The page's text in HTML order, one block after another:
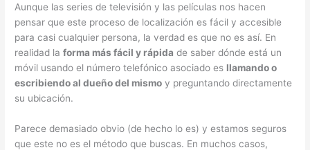
Aunque las series de televisión y las películas nos hacen
pensar que este proceso de localización es fácil y accesible
para casi cualquier persona, la verdad es que no es así. En
realidad laforma más fácil y rápida de saber dónde está un
móvil usando el número telefónico asociado es llamando o
escribiendo al dueño del mismo y preguntando directamente
su ubicación.
Parece demasiado obvio (de hecho lo es) y estamos seguros
que este no es el método que buscas. En muchos casos,